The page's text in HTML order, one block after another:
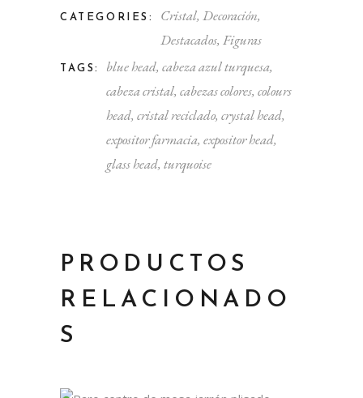
CATEGORIES: Cristal, Decoración,
Destacados, Figuras
TAGS: blue head, cabeza azul turquesa,
cabeza cristal, cabezas colores, colours
head, cristal reciclado, crystal head,
expositor farmacia, expositor head,
glass head, turquoise
PRODUCTOS
RELACIONADO
S